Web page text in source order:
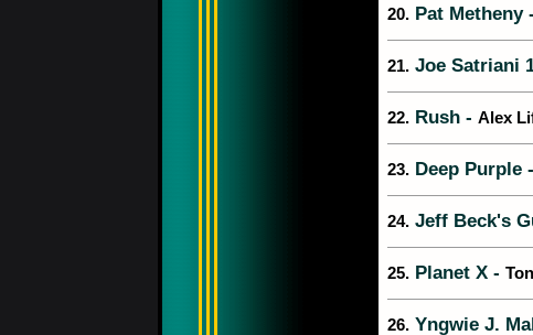
20. Pat Metheny -
21. Joe Satriani
22. Rush - Alex
23. Deep Purple -
24. Jeff Beck's
25. Planet X -
26. Yngwie J.